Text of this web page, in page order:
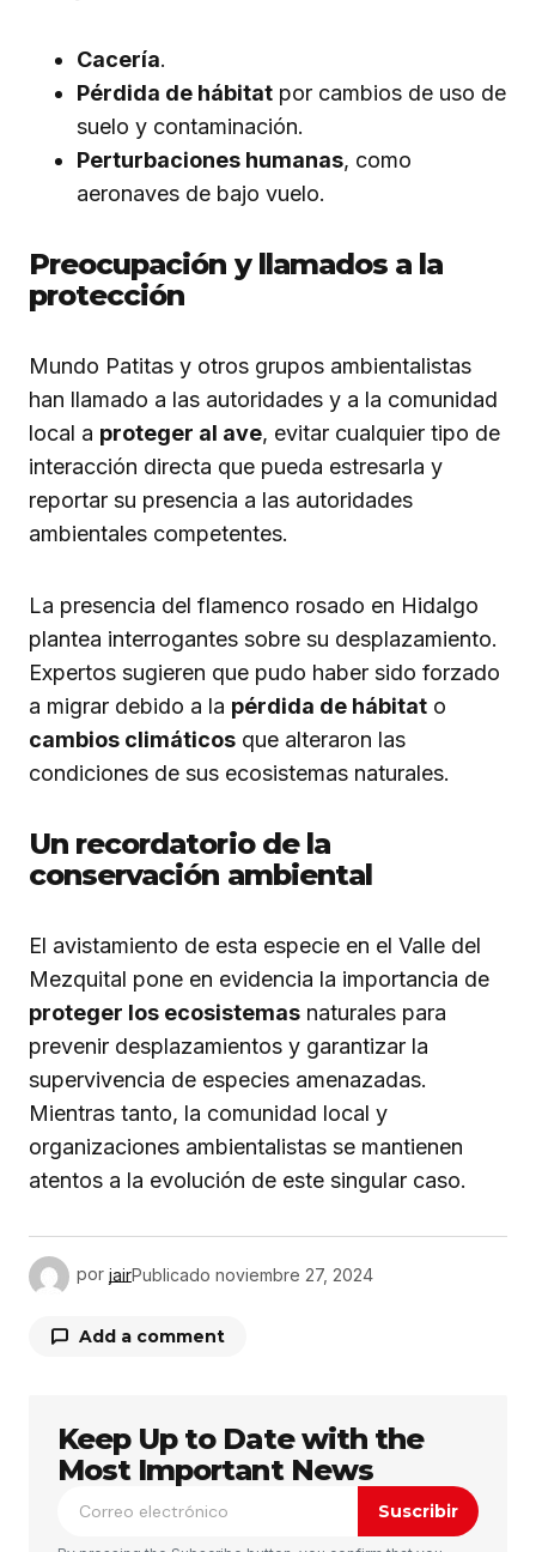
Cacería.
Pérdida de hábitat por cambios de uso de
suelo y contaminación.
Perturbaciones humanas, como
aeronaves de bajo vuelo.
Preocupación y llamados a la
protección
Mundo Patitas y otros grupos ambientalistas
han llamado a las autoridades y a la comunidad
local a proteger al ave, evitar cualquier tipo de
interacción directa que pueda estresarla y
reportar su presencia a las autoridades
ambientales competentes.
La presencia del flamenco rosado en Hidalgo
plantea interrogantes sobre su desplazamiento.
Expertos sugieren que pudo haber sido forzado
a migrar debido a la pérdida de hábitat o
cambios climáticos que alteraron las
condiciones de sus ecosistemas naturales.
Un recordatorio de la
conservación ambiental
El avistamiento de esta especie en el Valle del
Mezquital pone en evidencia la importancia de
proteger los ecosistemas naturales para
prevenir desplazamientos y garantizar la
supervivencia de especies amenazadas.
Mientras tanto, la comunidad local y
organizaciones ambientalistas se mantienen
atentos a la evolución de este singular caso.
por jairPublicado noviembre 27, 2024
Add a comment
Tu dirección de correo electrónico no será
publicada. Los campos obligatorios están
marcados con *
Keep Up to Date with the
Most Important News
Suscribir